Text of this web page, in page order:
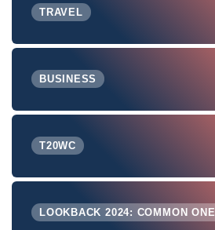
TRAVEL
BUSINESS
T20WC
LOOKBACK 2024: COMMON ONE